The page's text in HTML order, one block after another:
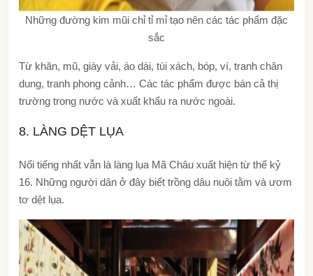
Những đường kim mũi chỉ tỉ mỉ tạo nên các tác phẩm đặc
sắc
Từ khăn, mũ, giày vải, áo dài, túi xách, bóp, ví, tranh chân
dung, tranh phong cảnh… Các tác phẩm được bán cả thị
trường trong nước và xuất khẩu ra nước ngoài.
8. LÀNG DỆT LỤA
Nổi tiếng nhất vẫn là làng lụa Mã Châu xuất hiện từ thế kỷ
16. Những người dân ở đây biết trồng dâu nuôi tằm và ươm
tơ dệt lụa.